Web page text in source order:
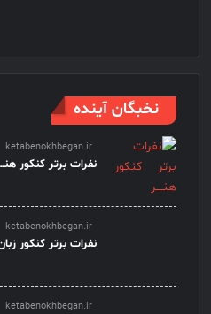
نخبگان آینده
ketabenokhbegan.ir
نفرات برتر کنکور
ketabenokhbegan.ir
نفرات برتر کنکور
ketabenokhbegan.ir